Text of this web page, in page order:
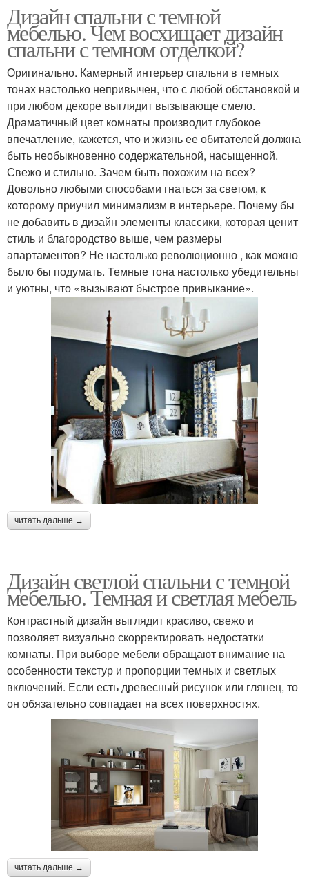
Дизайн спальни с темной
мебелью. Чем восхищает дизайн
спальни с темном отделкой?
Оригинально. Камерный интерьер спальни в темных
тонах настолько непривычен, что с любой обстановкой и
при любом декоре выглядит вызывающе смело.
Драматичный цвет комнаты производит глубокое
впечатление, кажется, что и жизнь ее обитателей должна
быть необыкновенно содержательной, насыщенной.
Свежо и стильно. Зачем быть похожим на всех?
Довольно любыми способами гнаться за светом, к
которому приучил минимализм в интерьере. Почему бы
не добавить в дизайн элементы классики, которая ценит
стиль и благородство выше, чем размеры
апартаментов? Не настолько революционно , как можно
было бы подумать. Темные тона настолько убедительны
и уютны, что «вызывают быстрое привыкание».
читать дальше →
Дизайн светлой спальни с темной
мебелью. Темная и светлая мебель
Контрастный дизайн выглядит красиво, свежо и
позволяет визуально скорректировать недостатки
комнаты. При выборе мебели обращают внимание на
особенности текстур и пропорции темных и светлых
включений. Если есть древесный рисунок или глянец, то
он обязательно совпадает на всех поверхностях.
читать дальше →